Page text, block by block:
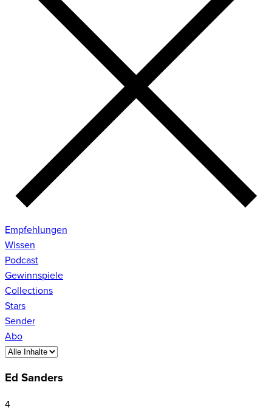
Empfehlungen
Wissen
Podcast
Gewinnspiele
Collections
Stars
Sender
Abo
Ed Sanders
4